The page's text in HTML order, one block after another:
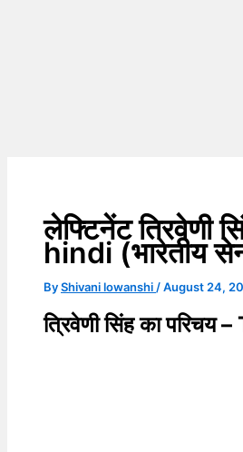
लेफ्टिनेंट
hindi (भारतीय
ByShivani lowanshi /August 24,
त्रिवेणी सिंह का